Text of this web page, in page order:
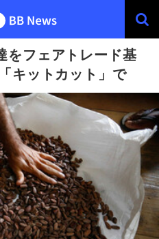
をフェアトレード基
キットカット」で